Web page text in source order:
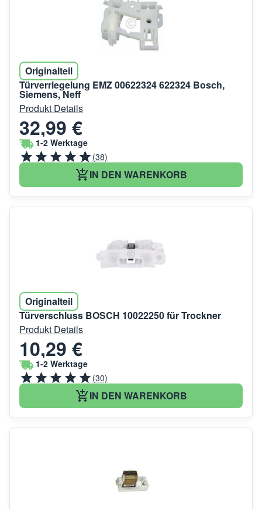
Originalteil
Türverriegelung EMZ 00622324 622324 Bosch,
Siemens, Neff
Produkt Details
32,99 €
1-2 Werktage
(38)
IN DEN WARENKORB
Originalteil
Türverschluss BOSCH 10022250 für Trockner
Produkt Details
10,29 €
1-2 Werktage
(30)
IN DEN WARENKORB